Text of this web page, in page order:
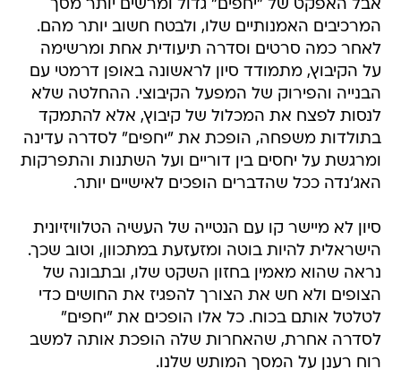
אבל האפקט של "יחפים" גדול ומרשים יותר מסך
המרכיבים האמנותיים שלו, ולבטח חשוב יותר מהם.
לאחר כמה סרטים וסדרה תיעודית אחת ומרשימה
על הקיבוץ, מתמודד סיון לראשונה באופן דרמטי עם
הבנייה והפירוק של המפעל הקיבוצי. ההחלטה שלא
לנסות לפצח את המכלול של קיבוץ, אלא להתמקד
בתולדות משפחה, הופכת את "יחפים" לסדרה עדינה
ומרגשת על יחסים בין דוריים ועל השתנות והתפרקות
האג'נדה ככל שהדברים הופכים לאישיים יותר.
סיון לא מיישר קו עם הנטייה של העשיה הטלוויזיונית
הישראלית להיות בוטה ומזעזעת במתכוון, וטוב שכך.
נראה שהוא מאמין בחזון השקט שלו, ובתבונה של
הצופים ולא חש את הצורך להפגיז את החושים כדי
לטלטל אותם בכוח. כל אלו הופכים את "יחפים"
לסדרה אחרת, שהאחרות שלה הופכת אותה למשב
רוח רענן על המסך המותש שלנו.